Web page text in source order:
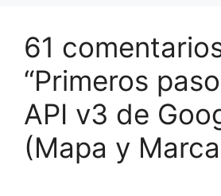
“Primeros
API v3 de
(Mapa y
axel